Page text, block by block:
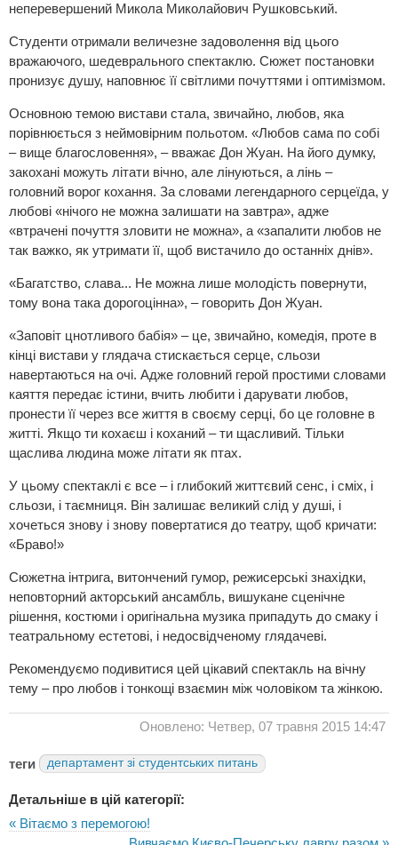
неперевершений Микола Миколайович Рушковський.
Студенти отримали величезне задоволення від цього
вражаючого, шедеврального спектаклю. Сюжет постановки
пронизує душу, наповнює її світлими почуттями і оптимізмом.
Основною темою вистави стала, звичайно, любов, яка
порівнюється з неймовірним польотом. «Любов сама по собі
– вище благословення», – вважає Дон Жуан. На його думку,
закохані можуть літати вічно, але лінуються, а лінь –
головний ворог кохання. За словами легендарного серцеїда, у
любові «нічого не можна залишати на завтра», адже
«втрачені почуття зловити не можна», а «запалити любов не
так важко, як утримати її, щоб вистачило до останніх днів».
«Багатство, слава... Не можна лише молодість повернути,
тому вона така дорогоцінна», – говорить Дон Жуан.
«Заповіт цнотливого бабія» – це, звичайно, комедія, проте в
кінці вистави у глядача стискається серце, сльози
навертаються на очі. Адже головний герой простими словами
каяття передає істини, вчить любити і дарувати любов,
пронести її через все життя в своєму серці, бо це головне в
житті. Якщо ти кохаєш і коханий – ти щасливий. Тільки
щаслива людина може літати як птах.
У цьому спектаклі є все – і глибокий життєвий сенс, і сміх, і
сльози, і таємниця. Він залишає великий слід у душі, і
хочеться знову і знову повертатися до театру, щоб кричати:
«Браво!»
Сюжетна інтрига, витончений гумор, режисерські знахідки,
неповторний акторський ансамбль, вишукане сценічне
рішення, костюми і оригінальна музика припадуть до смаку і
театральному естетові, і недосвідченому глядачеві.
Рекомендуємо подивитися цей цікавий спектакль на вічну
тему – про любов і тонкощі взаємин між чоловіком та жінкою.
Оновлено: Четвер, 07 травня 2015 14:47
теги департамент зі студентських питань
Детальніше в цій категорії:
« Вітаємо з перемогою!